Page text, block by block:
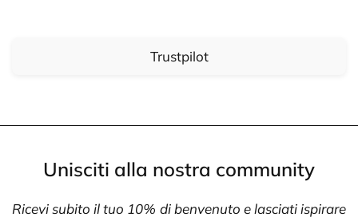
Trustpilot
Unisciti alla nostra community
Ricevi subito il tuo 10% di benvenuto e lasciati ispirare